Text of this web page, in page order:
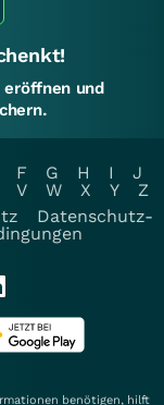
eröffnen und
F G H I
J
V W X Y
Z
Datenschutz-
benötigen, hilft